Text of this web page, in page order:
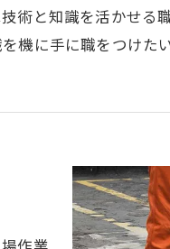
術と知識を活かせる
機に手に職をつけた